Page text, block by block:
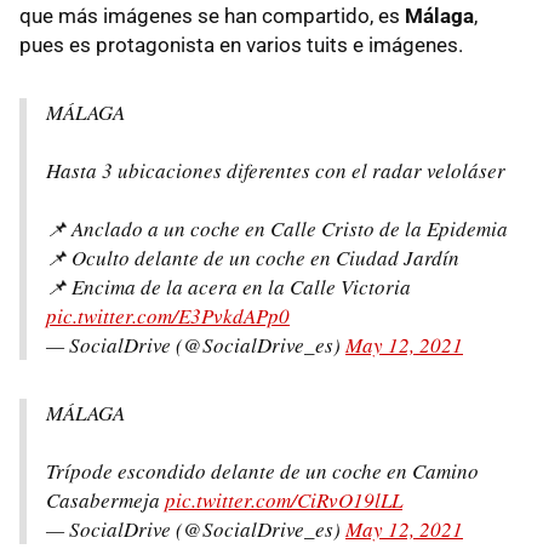
que más imágenes se han compartido, es Málaga,
pues es protagonista en varios tuits e imágenes.
MÁLAGA
Hasta 3 ubicaciones diferentes con el radar veloláser
📌 Anclado a un coche en Calle Cristo de la Epidemia
📌 Oculto delante de un coche en Ciudad Jardín
📌 Encima de la acera en la Calle Victoria
pic.twitter.com/E3PvkdAPp0
— SocialDrive (@SocialDrive_es)May 12, 2021
MÁLAGA
Trípode escondido delante de un coche en Camino
Casabermeja pic.twitter.com/CiRvO19lLL
— SocialDrive (@SocialDrive_es)May 12, 2021